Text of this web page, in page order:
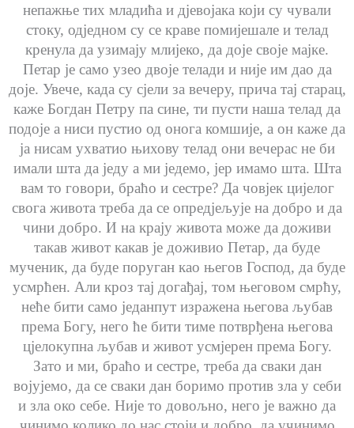
непажње тих младића и дјевојака који су чували
стоку, одједном су се краве помијешале и телад
кренула да узимају млијеко, да доје своје мајке.
Петар је само узео двоје телади и није им дао да
доје. Увече, када су сјели за вечеру, прича тај старац,
каже Богдан Петру па сине, ти пусти наша телад да
подоје а ниси пустио од онога комшије, а он каже да
ја нисам ухватио њихову телад они вечерас не би
имали шта да једу а ми једемо, јер имамо шта. Шта
вам то говори, браћо и сестре? Да човјек цијелог
свога живота треба да се опредјељује на добро и да
чини добро. И на крају живота може да доживи
такав живот какав је доживио Петар, да буде
мученик, да буде поруган као његов Господ, да буде
усмрћен. Али кроз тај догађај, том његовом смрћу,
неће бити само једанпут изражена његова љубав
према Богу, него ће бити тиме потврђена његова
цјелокупна љубав и живот усмјерен према Богу.
Зато и ми, браћо и сестре, треба да сваки дан
војујемо, да се сваки дан боримо против зла у себи
и зла око себе. Није то довољно, него је важно да